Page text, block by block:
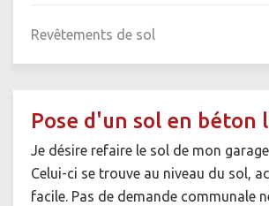
Revêtements de sol
Pose d'un sol en béton
Je désire refaire le sol de mon
Celui-ci se trouve au niveau du sol,
facile. Pas de demande communale